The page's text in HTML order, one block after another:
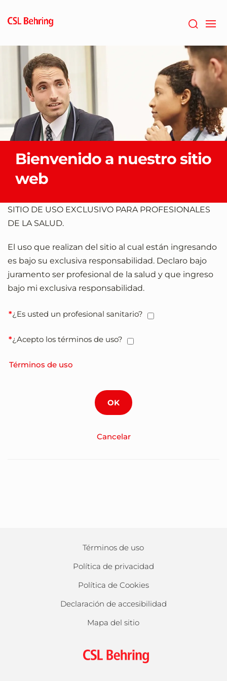
contenido
Bienvenido a nuestro sitio
web
SITIO DE USO EXCLUSIVO PARA PROFESIONALES
DE LA SALUD.
El uso que realizan del sitio al cual están ingresando
es bajo su exclusiva responsabilidad. Declaro bajo
juramento ser profesional de la salud y que ingreso
bajo mi exclusiva responsabilidad.
¿Es usted un profesional sanitario?
¿Acepto los términos de uso?
Términos de uso
Cancelar
Términos de uso
Política de privacidad
Política de Cookies
Declaración de accesibilidad
Mapa del sitio